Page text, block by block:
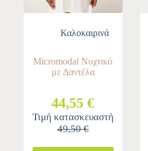
Καλοκαιρινά
Micromodal Νυχτικό
με Δαντέλα
44,55 €
Τιμή κατασκευαστή
49,50 €